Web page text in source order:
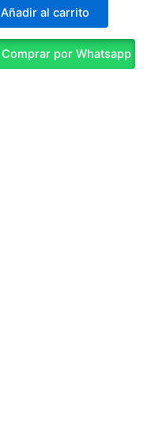
Añadir al carrito
Comprar por Whatsapp